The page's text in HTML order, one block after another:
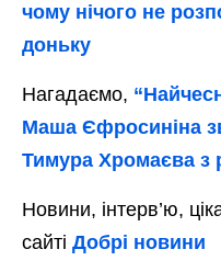
чому нічого не
доньку
Нагадаємо,
Маша Єфросиніна
Тимура Хромаєва з
Новини, інтерв’ю,
сайті Добрі новини